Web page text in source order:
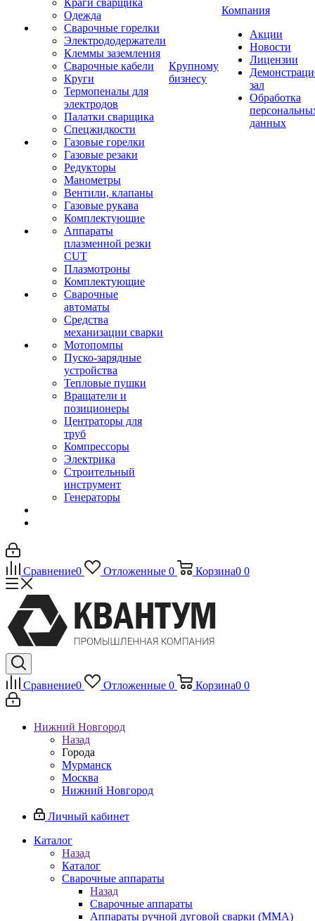
Краги сварщика
Одежда
Сварочные горелки
Электрододержатели
Клеммы заземления
Сварочные кабели
Круги
Термопеналы для
электродов
Палатки сварщика
Спецжидкости
Газовые горелки
Газовые резаки
Редукторы
Манометры
Вентили, клапаны
Газовые рукава
Комплектующие
Аппараты
плазменной резки
CUT
Плазмотроны
Комплектующие
Сварочные
автоматы
Средства
механизации сварки
Мотопомпы
Пуско-зарядные
устройства
Тепловые пушки
Вращатели и
позиционеры
Центраторы для
труб
Компрессоры
Электрика
Строительный
инструмент
Генераторы
Крупному
бизнесу
Компания
Акции
Новости
Лицензии
зал
Обработка
данных
Сравнение0 Отложенные 0 Корзина0 0
Сравнение0 Отложенные 0 Корзина0 0
Нижний Новгород
Назад
Города
Мурманск
Москва
Нижний Новгород
Личный кабинет
Каталог
Назад
Каталог
Сварочные аппараты
Назад
Сварочные аппараты
Аппараты ручной дуговой сварки (MMA)